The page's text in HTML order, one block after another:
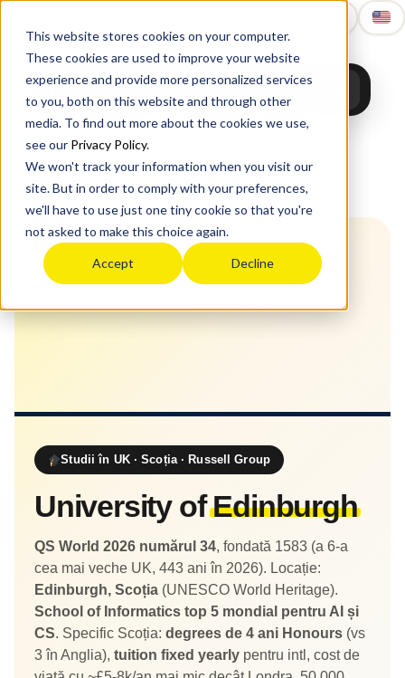
This website stores cookies on your computer.
These cookies are used to improve your website
experience and provide more personalized services
to you, both on this website and through other
media. To find out more about the cookies we use,
see our Privacy Policy.
We won't track your information when you visit our
site. But in order to comply with your preferences,
we'll have to use just one tiny cookie so that you're
not asked to make this choice again.
Accept Decline
UpgradeEducation
Acasă ›Studii în străinătate›UK›Russell Group
University of Edinburgh
Studii în UK · Scoția · Russell Group
University ofEdinburgh
QS World 2026 numărul 34, fondată 1583 (a 6-a
cea mai veche UK, 443 ani în 2026). Locație:
Edinburgh, Scoția (UNESCO World Heritage).
School of Informatics top 5 mondial pentru AI și
CS. Specific Scoția: degrees de 4 ani Honours (vs
3 în Anglia), tuition fixed yearly pentru intl, cost de